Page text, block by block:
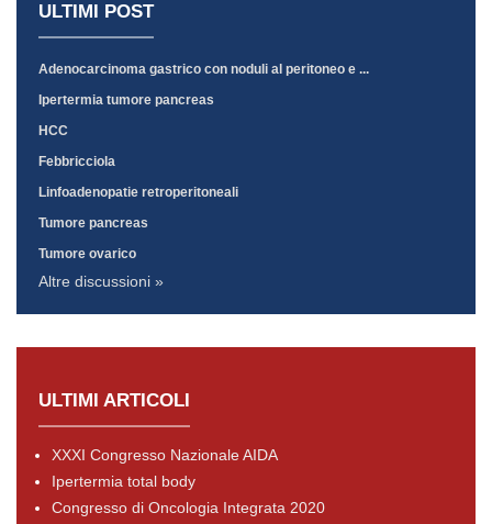
ULTIMI POST
Adenocarcinoma gastrico con noduli al peritoneo e ...
Ipertermia tumore pancreas
HCC
Febbricciola
Linfoadenopatie retroperitoneali
Tumore pancreas
Tumore ovarico
Altre discussioni »
ULTIMI ARTICOLI
XXXI Congresso Nazionale AIDA
Ipertermia total body
Congresso di Oncologia Integrata 2020